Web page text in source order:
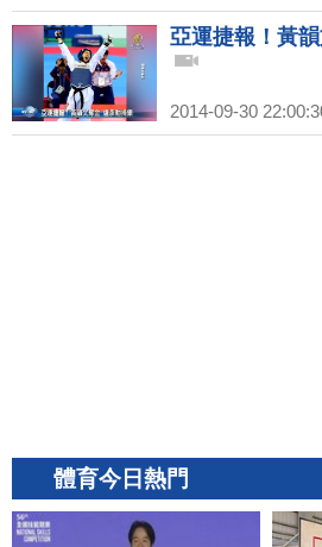
亞運捷報！黃
2014-09-30
體育今日熱門